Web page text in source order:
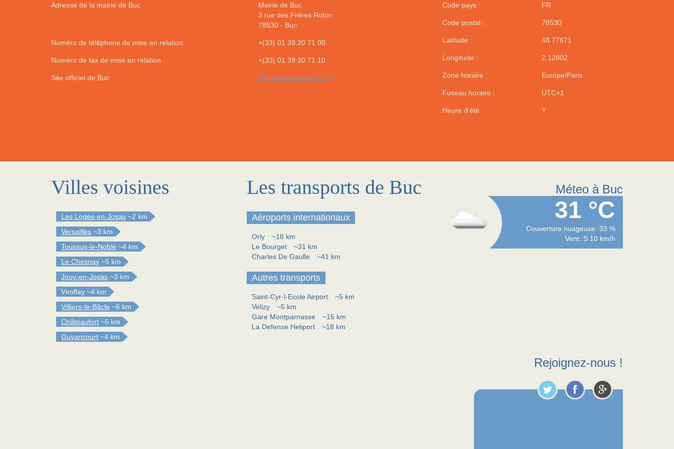
Adresse de la mairie de Buc
Mairie de Buc
3 rue des Frères Robin
78530- Buc
Numéro de téléphone de mise en relation +(33) 01 39 20 71 00
Numéro de fax de mise en relation +(33) 01 39 20 71 10
Site officiel de Buc http://www.mairie-buc.fr
Code pays : FR
Code postal : 78530
Latitude : 48.77671
Longitude : 2.12802
Zone horaire : Europe/Paris
Fuseau horaire : UTC+1
Heure d'été : Y
Villes voisines
Les Loges-en-Josas ~2 km
Versailles ~3 km
Toussus-le-Noble ~4 km
Le Chesnay ~5 km
Jouy-en-Josas ~3 km
Viroflay ~4 km
Villiers-le-Bâcle ~6 km
Châteaufort ~5 km
Guyancourt ~4 km
Les transports de Buc
Aéroports internationaux
Orly
~18 km
Le Bourget
~31 km
Charles De Gaulle
~41 km
Autres transports
Saint-Cyr-l-Ecole Airport
~5 km
Velizy
~5 km
Gare Montparnasse
~16 km
La Defense Heliport
~18 km
Méteo à Buc
31 °C
Couverture nuageuse: 33 %
Vent: S 10 km/h
Rejoignez-nous !